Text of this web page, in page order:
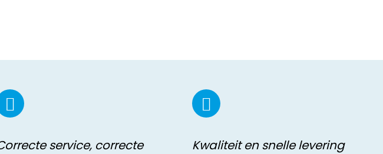
service, correcte
Kwaliteit en snelle levering